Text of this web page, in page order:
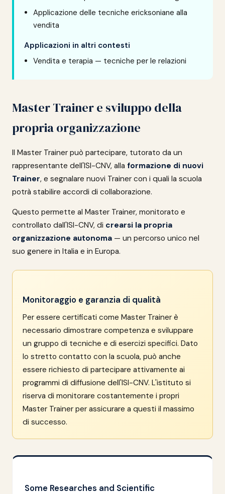
Applicazione delle tecniche ericksoniane alla
vendita
Applicazioni in altri contesti
Vendita e terapia — tecniche per le relazioni
Master Trainer e sviluppo della
propria organizzazione
Il Master Trainer può partecipare, tutorato da un
rappresentante dell'ISI-CNV, alla formazione di nuovi
Trainer, e segnalare nuovi Trainer con i quali la scuola
potrà stabilire accordi di collaborazione.
Questo permette al Master Trainer, monitorato e
controllato dall'ISI-CNV, di crearsi la propria
organizzazione autonoma — un percorso unico nel
suo genere in Italia e in Europa.
Monitoraggio e garanzia di qualità
Per essere certificati come Master Trainer è
necessario dimostrare competenza e sviluppare
un gruppo di tecniche e di esercizi specifici. Dato
lo stretto contatto con la scuola, può anche
essere richiesto di partecipare attivamente ai
programmi di diffusione dell'ISI-CNV. L'istituto si
riserva di monitorare costantemente i propri
Master Trainer per assicurare a questi il massimo
di successo.
Some Researches and Scientific